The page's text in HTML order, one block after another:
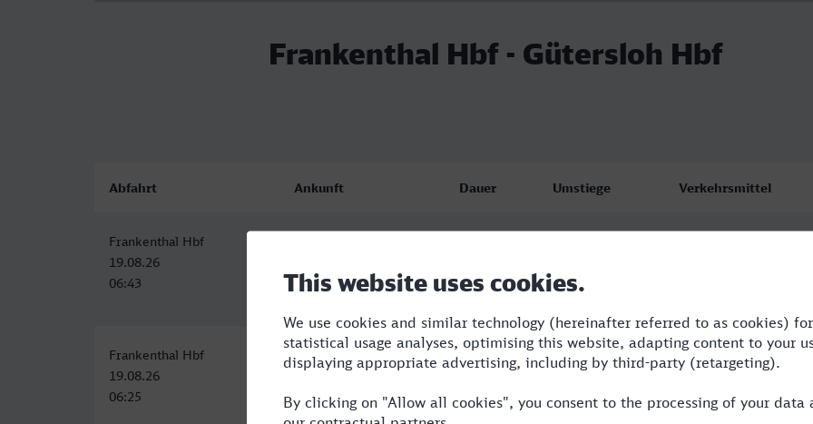
Frankenthal Hbf - Gütersloh Hbf
Abfahrt Ankunft Dauer Umstiege Verkehrsmittel
Frankenthal Hbf
19.08.26
06:43
10:47
Frankenthal Hbf
19.08.26
06:25
Gütersloh Hbf
19.08.26
10:47
4:22 RE,ICE,NX